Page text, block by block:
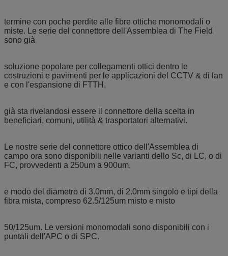
termine con poche perdite alle fibre ottiche monomodali o
miste. Le serie del connettore dell'Assemblea di The Field
sono già
soluzione popolare per collegamenti ottici dentro le
costruzioni e pavimenti per le applicazioni del CCTV & di lan
e con l'espansione di FTTH,
già sta rivelandosi essere il connettore della scelta in
beneficiari, comuni, utilità & trasportatori alternativi.
Le nostre serie del connettore ottico dell'Assemblea di
campo ora sono disponibili nelle varianti dello Sc, di LC, o di
FC, provvedenti a 250um a 900um,
e modo del diametro di 3.0mm, di 2.0mm singolo e tipi della
fibra mista, compreso 62.5/125um misto e misto
50/125um. Le versioni monomodali sono disponibili con i
puntali dell'APC o di SPC.